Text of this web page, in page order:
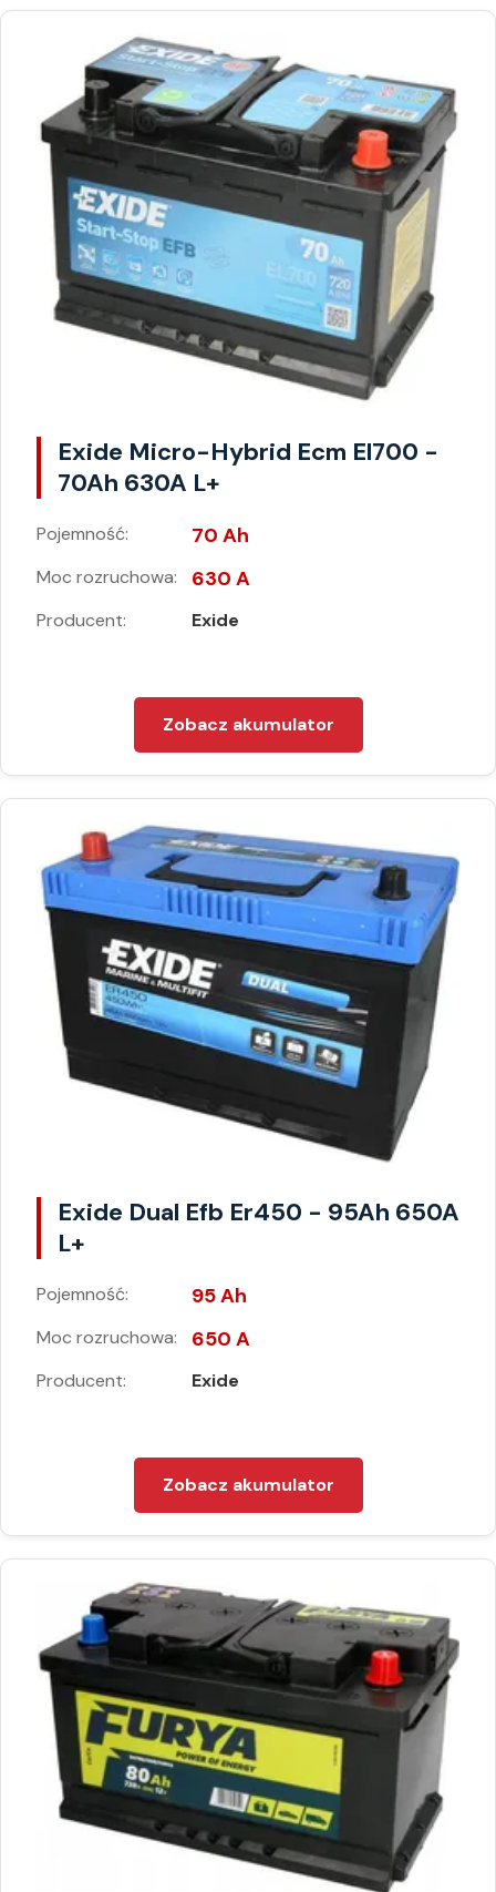
Exide Micro-Hybrid Ecm El700 -
70Ah 630A L+
Pojemność: 70 Ah
Moc rozruchowa: 630 A
Producent: Exide
Zobacz akumulator
Exide Dual Efb Er450 - 95Ah 650A
L+
Pojemność: 95 Ah
Moc rozruchowa: 650 A
Producent: Exide
Zobacz akumulator